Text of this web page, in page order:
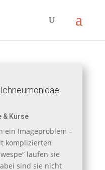
& Kurse
ein Imageproblem –
komplizierten
laufen sie
sind sie nicht